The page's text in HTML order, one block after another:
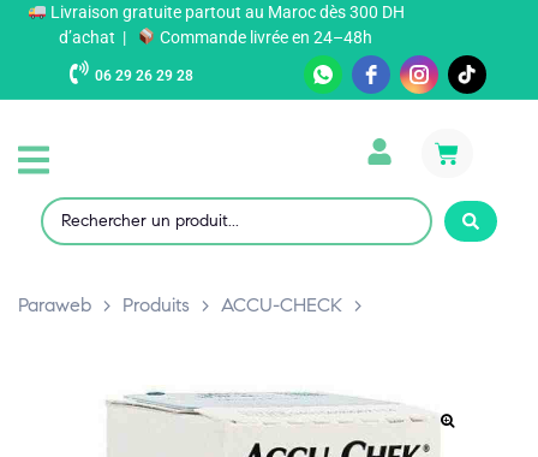
Livraison gratuite partout au Maroc dès 300 DH
d’achat |
Commande livrée en 24–48h
06 29 26 29 28
Paraweb > Produits > ACCU-CHECK >